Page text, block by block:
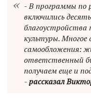
- В программы по
включились
культуры. Многое
самообложения:
ответственный
получаем еще и
-рассказал